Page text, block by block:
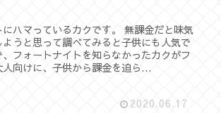
ハマっているカクです。 無課金だと味気
うと思って調べてみると子供にも人気で
フォートナイトを知らなかったカクがフ
向けに、子供から課金を迫ら...
2020.06.17